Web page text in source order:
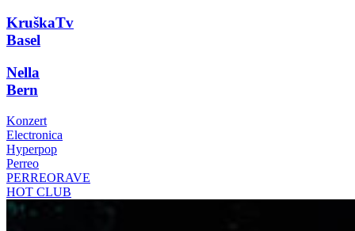
KruškaTv
Basel
Nella
Bern
Konzert
Electronica
Hyperpop
Perreo
PERREORAVE
HOT CLUB